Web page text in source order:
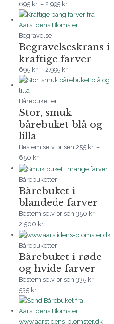
695 kr. – 2.995 kr.
Begravelse
Begravelseskrans i
kraftige farver
695 kr. – 2.995 kr.
Bårebuketter
Stor, smuk
bårebuket blå og
lilla
Bestem selv prisen255 kr. –
650 kr.
Bårebuketter
Bårebuket i
blandede farver
Bestem selv prisen350 kr. –
2.500 kr.
Bårebuketter
Bårebuket i røde
og hvide farver
Bestem selv prisen335 kr. –
535 kr.